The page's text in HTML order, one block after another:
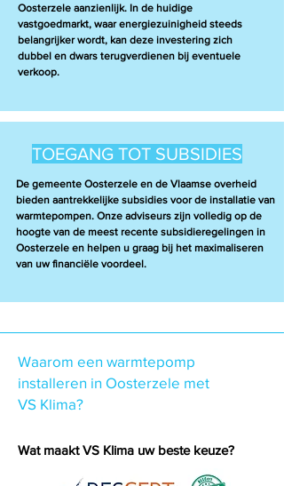
Oosterzele aanzienlijk. In de huidige
vastgoedmarkt, waar energiezuinigheid steeds
belangrijker wordt, kan deze investering zich
dubbel en dwars terugverdienen bij eventuele
verkoop.
TOEGANG TOT SUBSIDIES
De gemeente Oosterzele en de Vlaamse overheid
bieden aantrekkelijke subsidies voor de installatie van
warmtepompen. Onze adviseurs zijn volledig op de
hoogte van de meest recente subsidieregelingen in
Oosterzele en helpen u graag bij het maximaliseren
van uw financiële voordeel.
Waarom een warmtepomp
installeren in Oosterzele met
VS Klima?
Wat maakt VS Klima uw beste keuze?